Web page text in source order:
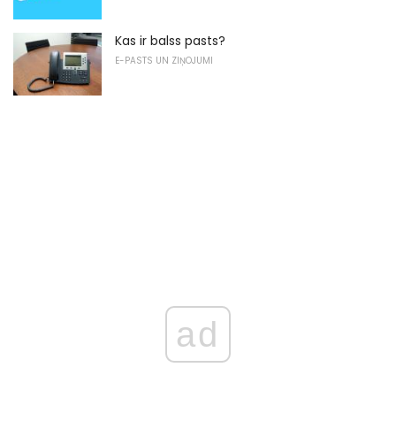
Kas ir balss pasts?
E-PASTS UN ZIŅOJUMI
ad